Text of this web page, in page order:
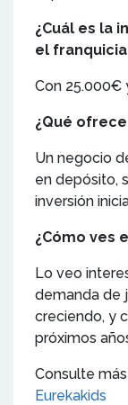
¿Cuál es la
el
Con 25.000€
¿Qué
Un negocio
en depósito,
inversión
¿Cómo ves
Lo veo
demanda de
creciendo, y
próximos
Consulte
Eurekakids